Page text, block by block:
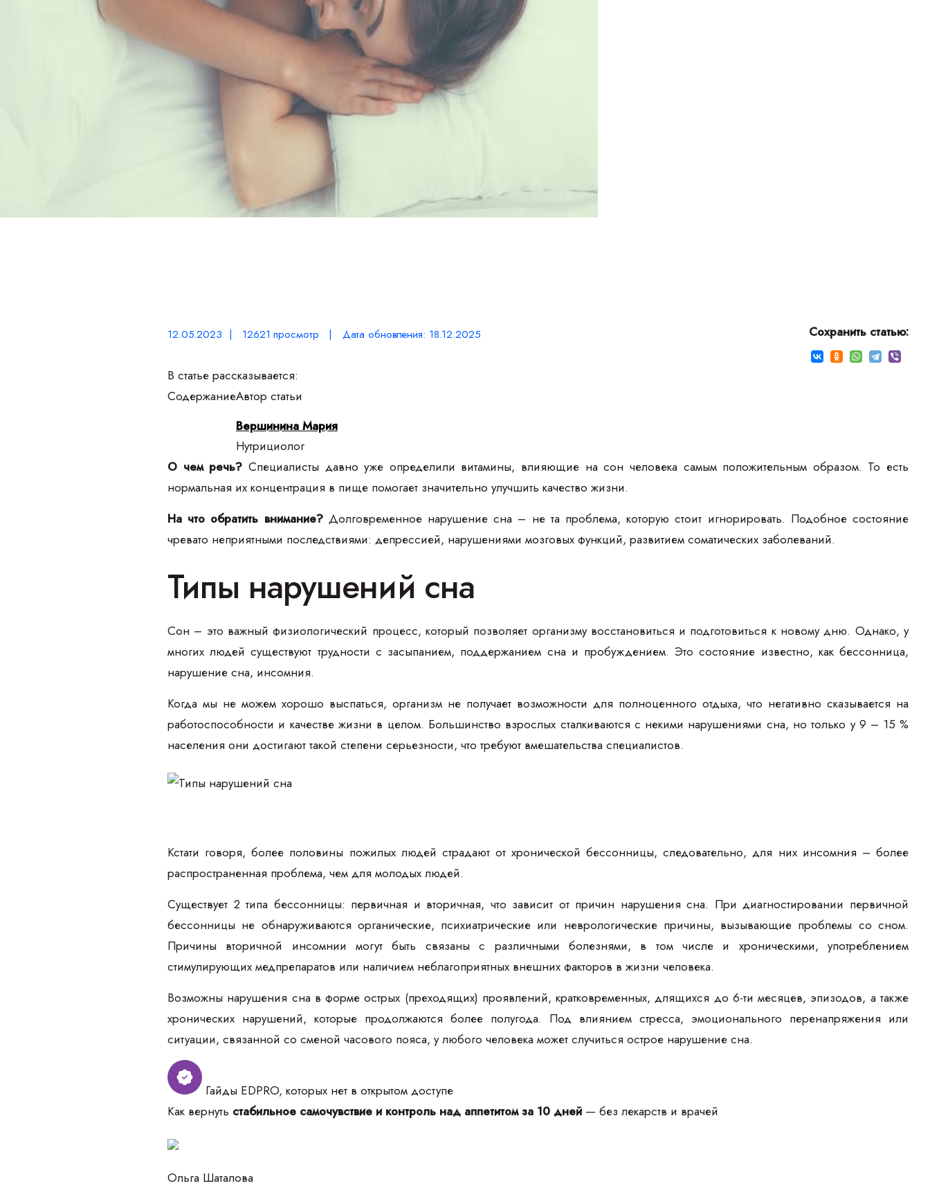
12.05.2023 | 12621 просмотр | Дата обновления: 18.12.2025 Сохранить статью:
В статье рассказывается:
СодержаниеАвтор статьи
Вершинина Мария
Нутрициолог
О чем речь? Специалисты давно уже определили витамины, влияющие на сон человека самым положительным образом. То есть
нормальная их концентрация в пище помогает значительно улучшить качество жизни.
На что обратить внимание?Долговременное нарушение сна – не та проблема, которую стоит игнорировать. Подобное состояние
чревато неприятными последствиями: депрессией, нарушениями мозговых функций, развитием соматических заболеваний.
Типы нарушений сна
Сон – это важный физиологический процесс, который позволяет организму восстановиться и подготовиться к новому дню. Однако, у
многих людей существуют трудности с засыпанием, поддержанием сна и пробуждением. Это состояние известно, как бессонница,
нарушение сна, инсомния.
Когда мы не можем хорошо выспаться, организм не получает возможности для полноценного отдыха, что негативно сказывается на
работоспособности и качестве жизни в целом. Большинство взрослых сталкиваются с некими нарушениями сна, но только у 9 – 15 %
населения они достигают такой степени серьезности, что требуют вмешательства специалистов.
Кстати говоря, более половины пожилых людей страдают от хронической бессонницы, следовательно, для них инсомния – более
распространенная проблема, чем для молодых людей.
Существует 2 типа бессонницы: первичная и вторичная, что зависит от причин нарушения сна. При диагностировании первичной
бессонницы не обнаруживаются органические, психиатрические или неврологические причины, вызывающие проблемы со сном.
Причины вторичной инсомнии могут быть связаны с различными болезнями, в том числе и хроническими, употреблением
стимулирующих медпрепаратов или наличием неблагоприятных внешних факторов в жизни человека.
Возможны нарушения сна в форме острых (преходящих) проявлений, кратковременных, длящихся до 6-ти месяцев, эпизодов, а также
хронических нарушений, которые продолжаются более полугода. Под влиянием стресса, эмоционального перенапряжения или
ситуации, связанной со сменой часового пояса, у любого человека может случиться острое нарушение сна.
Гайды EDPRO, которых нет в открытом доступе
Как вернуть стабильное самочувствие и контроль над аппетитом за 10 дней — без лекарств и врачей
Ольга Шаталова